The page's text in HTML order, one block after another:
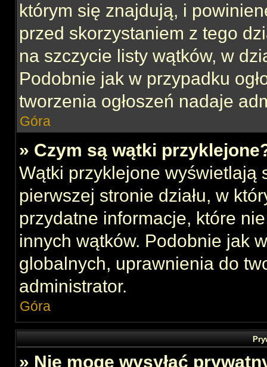
którym się znajdują, i
przed skorzystaniem z tego
na szczycie listy wątków, w
Podobnie jak w przypadku
tworzenia ogłoszeń nadaje
Góra
» Czym są wątki
Wątki przyklejone wyświetlają
pierwszej stronie działu, w
przydatne informacje, które
innych wątków. Podobnie jak
globalnych, uprawnienia do
administrator.
Góra
» Nie mogę wysyłać